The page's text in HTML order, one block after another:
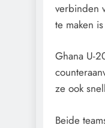
verbinden
te maken
Ghana U-
ze ook
Beide